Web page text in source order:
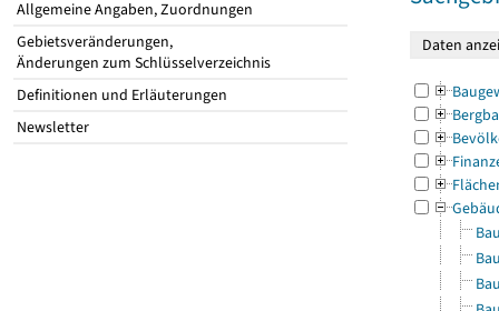
Allgemeine Angaben, Zuordnungen
Gebietsveränderungen,
Änderungen zum Schlüsselverzeichnis
Definitionen und Erläuterungen
Newsletter